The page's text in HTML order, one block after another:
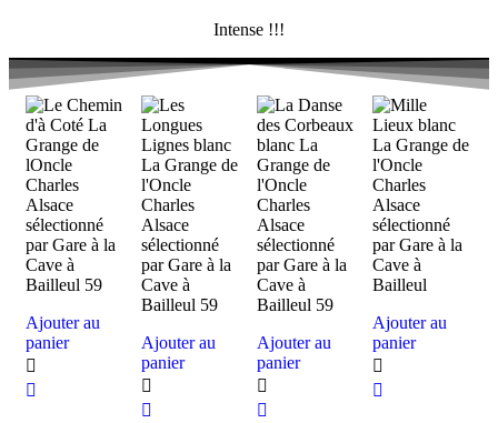
Intense !!!
Ajouter au
panier
Ajouter au
panier
Ajouter au
panier
Ajouter au
panier